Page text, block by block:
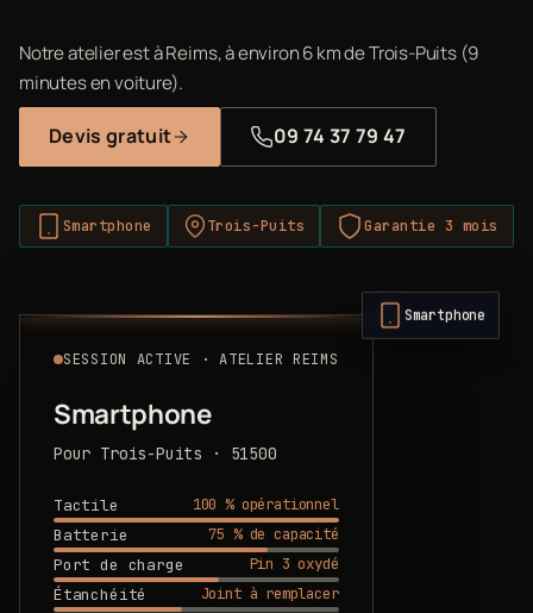
Notre atelier est à Reims, à environ 6 km de Trois-Puits (9
minutes en voiture).
Devis gratuit 09 74 37 79 47
Smartphone Trois-Puits Garantie 3 mois
SESSION ACTIVE · ATELIER REIMS
Smartphone
Pour Trois-Puits · 51500
Tactile
100 % opérationnel
Batterie
75 % de capacité
Port de charge
Pin 3 oxydé
Étanchéité
Joint à remplacer
Smartphone